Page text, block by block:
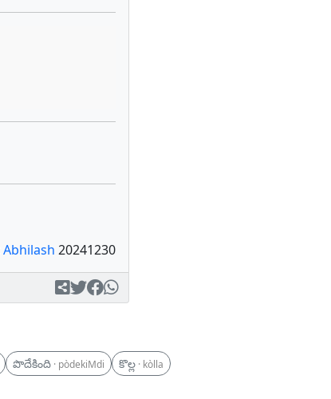
Abhilash 20241230
పొదేకింది · pòdekiMdi కొల్ల · kòlla